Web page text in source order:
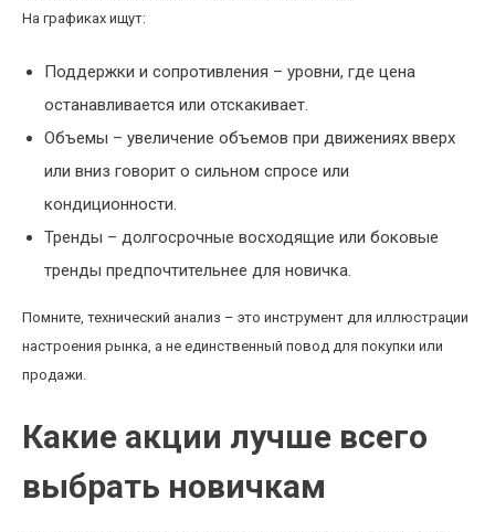
На графиках ищут:
Поддержки и сопротивления – уровни, где цена
останавливается или отскакивает.
Объемы – увеличение объемов при движениях вверх
или вниз говорит о сильном спросе или
кондиционности.
Тренды – долгосрочные восходящие или боковые
тренды предпочтительнее для новичка.
Помните, технический анализ – это инструмент для иллюстрации
настроения рынка, а не единственный повод для покупки или
продажи.
Какие акции лучше всего
выбрать новичкам